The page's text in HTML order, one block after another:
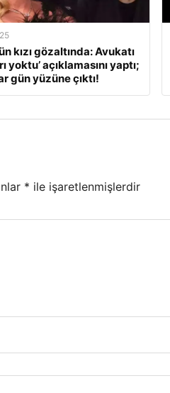
kızı gözaltında: Avukatı
yoktu’ açıklamasını yaptı;
gün yüzüne çıktı!
* ile işaretlenmişlerdir